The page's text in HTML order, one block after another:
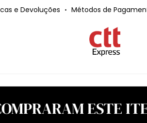
e Devoluções Métodos de
ESTE